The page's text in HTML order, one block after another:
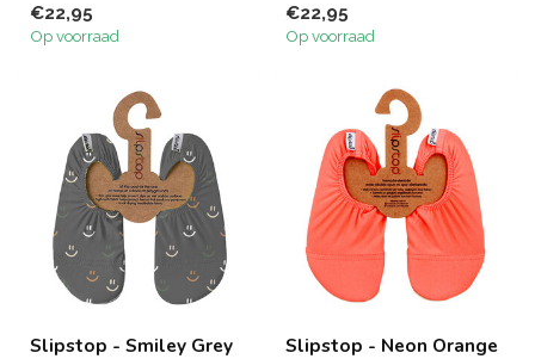
€22,95
Op voorraad
€22,95
Op voorraad
Slipstop - Smiley Grey Slipstop - Neon Orange